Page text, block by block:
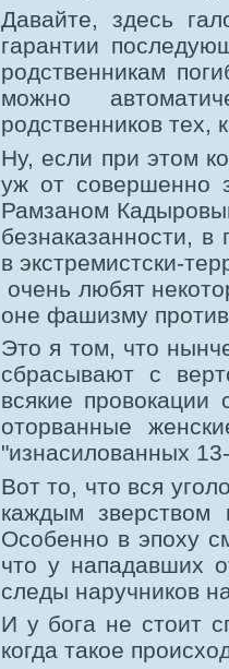
Давайте, здесь
гарантии
родственникам
можно
родственников тех,
Ну, если при этом
уж от совершенно
Рамзаном
безнаказанности,
в экстремистски-
очень любят
оне фашизму
Это я том, что
сбрасывают с
всякие
оторванные
"изнасилованных
Вот то, что вся
каждым зверством
Особенно в эпоху
что у нападавших
следы наручников
И у бога не стоит
когда такое